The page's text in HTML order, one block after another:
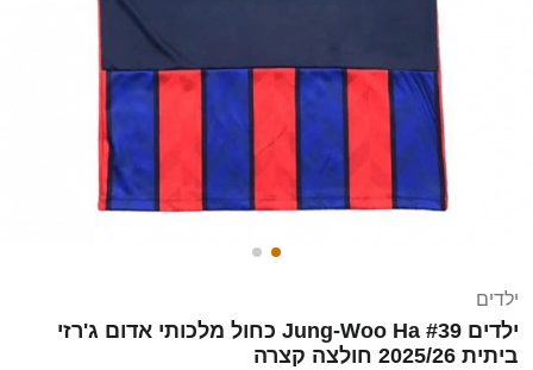
ילדים
ילדים Jung-Woo Ha #39 כחול מלכותי אדום ג'רזי
ביתית 2025/26 חולצה קצרה